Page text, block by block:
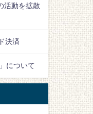
活動を拡散
決済
について